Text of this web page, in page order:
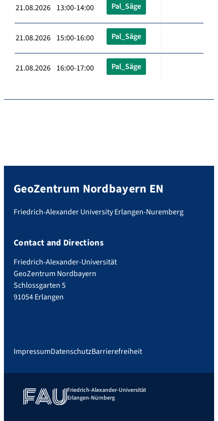
21.08.2026 13:00-14:00 Pal_Säge
21.08.2026 15:00-16:00 Pal_Säge
21.08.2026 16:00-17:00 Pal_Säge
GeoZentrum Nordbayern EN
Friedrich-Alexander University Erlangen-Nuremberg
Contact and Directions
Friedrich-Alexander-Universität
GeoZentrum Nordbayern
Schlossgarten 5
91054 Erlangen
ImpressumDatenschutzBarrierefreiheit
Friedrich-Alexander-Universität
Erlangen-Nürnberg